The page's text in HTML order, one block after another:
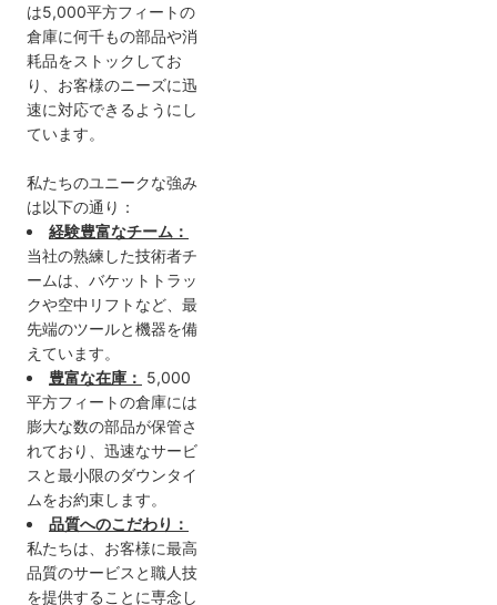
は5,000平方フィートの
倉庫に何千もの部品や消
耗品をストックしてお
り、お客様のニーズに迅
速に対応できるようにし
ています。
私たちのユニークな強み
は以下の通り：
経験豊富なチーム：
当社の熟練した技術者チ
ームは、バケットトラッ
クや空中リフトなど、最
先端のツールと機器を備
えています。
豊富な在庫： 5,000
平方フィートの倉庫には
膨大な数の部品が保管さ
れており、迅速なサービ
スと最小限のダウンタイ
ムをお約束します。
品質へのこだわり：
私たちは、お客様に最高
品質のサービスと職人技
を提供することに専念し